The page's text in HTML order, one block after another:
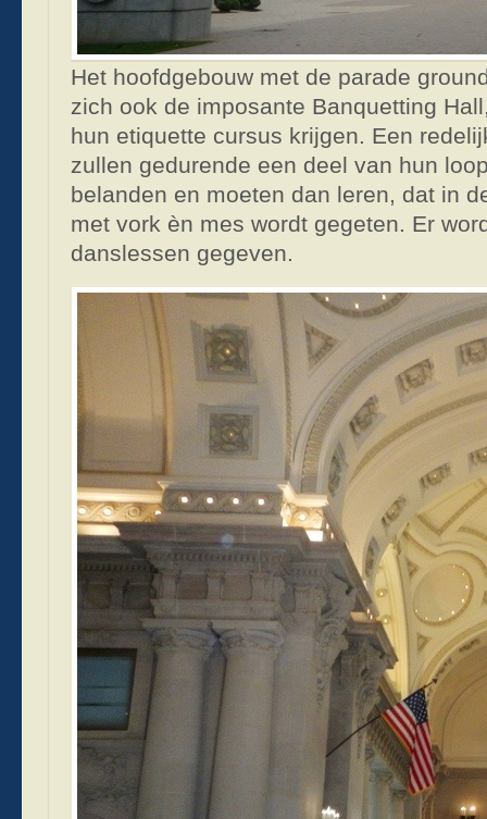
Het hoofdgebouw met de parade
zich ook de imposante Banquetting
hun etiquette cursus krijgen. Een
zullen gedurende een deel van hun
belanden en moeten dan leren, dat in
met vork èn mes wordt gegeten. Er
danslessen gegeven.